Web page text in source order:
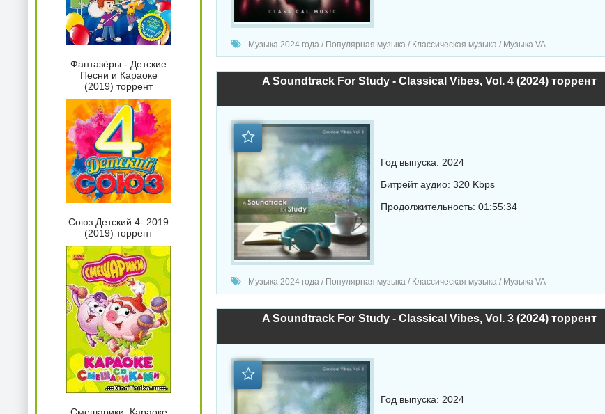
Музыка 2024 года / Популярная музыка / Классическая музыка / Музыка VA
A Soundtrack For Study - Classical Vibes, Vol. 4 (2024) торрент
Год выпуска: 2024
Битрейт аудио: 320 Kbps
Продолжительность: 01:55:34
Музыка 2024 года / Популярная музыка / Классическая музыка / Музыка VA
A Soundtrack For Study - Classical Vibes, Vol. 3 (2024) торрент
Год выпуска: 2024
Фантазёры - Детские
Песни и Караоке
(2019) торрент
Союз Детский 4- 2019
(2019) торрент